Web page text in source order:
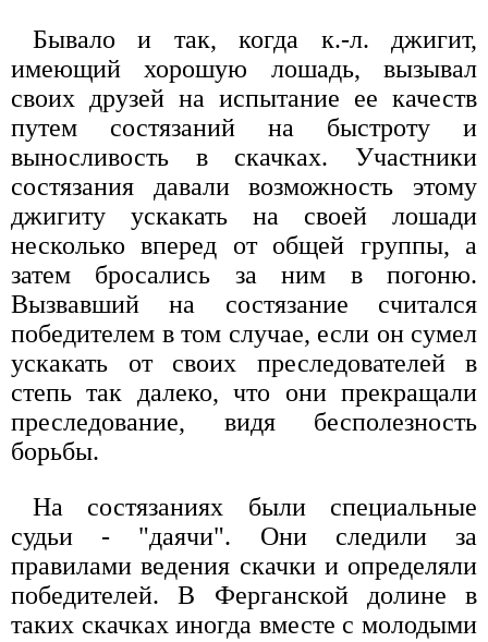
Бывало и так, когда к.-л. джигит,
имеющий хорошую лошадь, вызывал
своих друзей на испытание ее качеств
путем состязаний на быстроту и
выносливость в скачках. Участники
состязания давали возможность этому
джигиту ускакать на своей лошади
несколько вперед от общей группы, а
затем бросались за ним в погоню.
Вызвавший на состязание считался
победителем в том случае, если он сумел
ускакать от своих преследователей в
степь так далеко, что они прекращали
преследование, видя бесполезность
борьбы.
На состязаниях были специальные
судьи - "даячи". Они следили за
правилами ведения скачки и определяли
победителей. В Ферганской долине в
таких скачках иногда вместе с молодыми